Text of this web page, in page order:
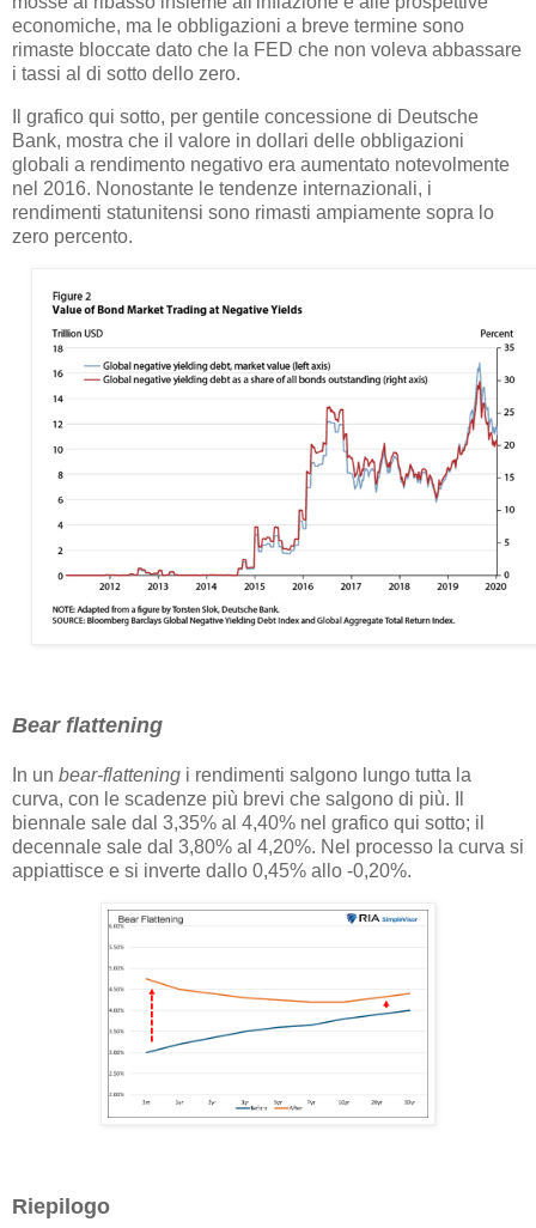
economiche, ma le obbligazioni a breve termine sono
rimaste bloccate dato che la FED che non voleva abbassare
i tassi al di sotto dello zero.
Il grafico qui sotto, per gentile concessione di Deutsche
Bank, mostra che il valore in dollari delle obbligazioni
globali a rendimento negativo era aumentato notevolmente
nel 2016. Nonostante le tendenze internazionali, i
rendimenti statunitensi sono rimasti ampiamente sopra lo
zero percento.
Bear flattening
In un bear-flattening i rendimenti salgono lungo tutta la
curva, con le scadenze più brevi che salgono di più. Il
biennale sale dal 3,35% al ​​4,40% nel grafico qui sotto; il
decennale sale dal 3,80% al 4,20%. Nel processo la curva si
appiattisce e si inverte dallo 0,45% allo -0,20%.
Riepilogo